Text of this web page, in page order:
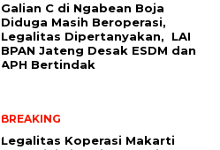
Galian C di Ngabean Boja
Diduga Masih Beroperasi,
Legalitas Dipertanyakan, LAI
BPAN Jateng Desak ESDM dan
APH Bertindak
BREAKING
Legalitas Koperasi Makarti